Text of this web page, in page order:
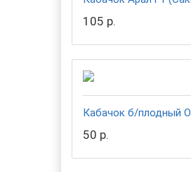
105 р.
Кабачок б/плодный
50 р.